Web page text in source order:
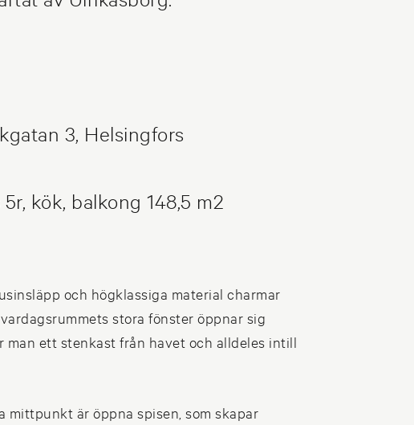
3, Helsingfors
kök, balkong 148,5 m2
och högklassiga material charmar
stora fönster öppnar sig
man ett stenkast från havet och alldeles intill
mittpunkt är öppna spisen, som skapar